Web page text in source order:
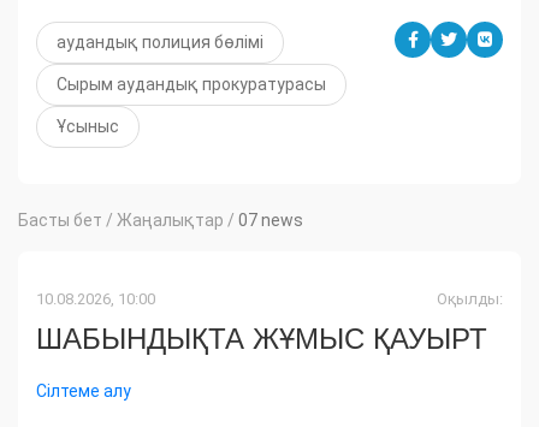
аудандық полиция бөлімі
Сырым аудандық прокуратурасы
Ұсыныс
Басты бет / Жаңалықтар / 07 news
10.08.2026, 10:00 Оқылды:
ШАБЫНДЫҚТА ЖҰМЫС ҚАУЫРТ
Сілтеме алу